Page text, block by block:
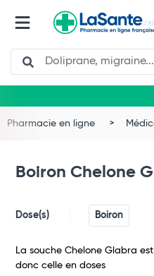
Search
Pharmacie en ligne
Boiron Chelone
Dose(s) Boiron
La souche Chelone Glabra
donc celle en doses